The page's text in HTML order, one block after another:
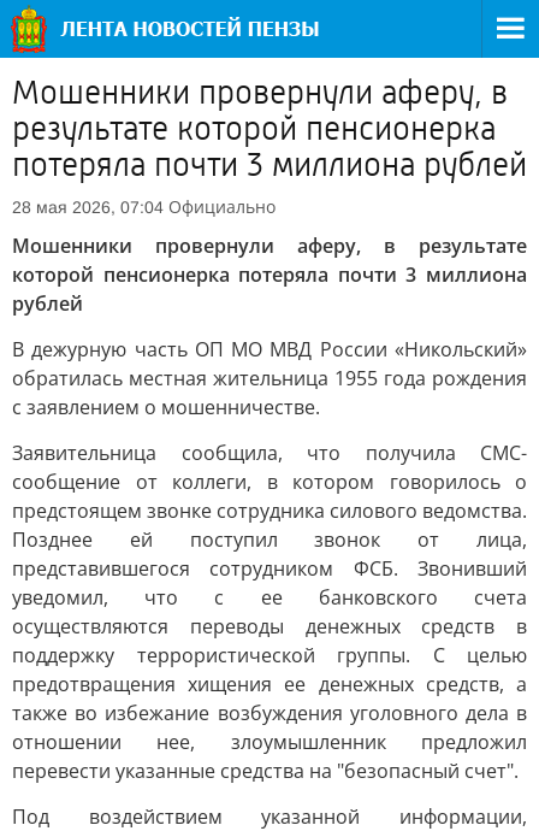
Мошенники провернули аферу, в
результате которой пенсионерка
потеряла почти 3 миллиона рублей
28 мая 2026, 07:04 Официально
Мошенники провернули аферу, в результате
которой пенсионерка потеряла почти 3 миллиона
рублей
В дежурную часть ОП МО МВД России «Никольский»
обратилась местная жительница 1955 года рождения
с заявлением о мошенничестве.
Заявительница сообщила, что получила СМС-
сообщение от коллеги, в котором говорилось о
предстоящем звонке сотрудника силового ведомства.
Позднее ей поступил звонок от лица,
представившегося сотрудником ФСБ. Звонивший
уведомил, что с ее банковского счета
осуществляются переводы денежных средств в
поддержку террористической группы. С целью
предотвращения хищения ее денежных средств, а
также во избежание возбуждения уголовного дела в
отношении нее, злоумышленник предложил
перевести указанные средства на "безопасный счет".
Под воздействием указанной информации,